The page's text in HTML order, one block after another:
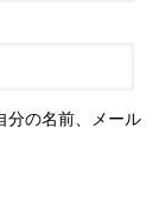
分の名前、メール